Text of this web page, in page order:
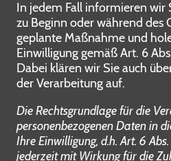
In jedem Fall informieren wir
zu Beginn oder während des
geplante Maßnahme und
Einwilligung gemäß Art. 6
Dabei klären wir Sie auch
der Verarbeitung auf.
Die Rechtsgrundlage für die
personenbezogenen Daten in
Ihre Einwilligung, d.h. Art. 6
jederzeit mit Wirkung für die